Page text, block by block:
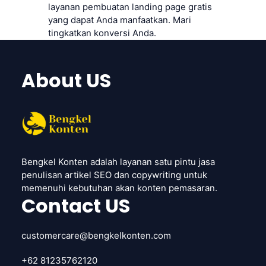
layanan pembuatan landing page gratis
yang dapat Anda manfaatkan. Mari
tingkatkan konversi Anda.
About US
Bengkel Konten adalah layanan satu pintu jasa
penulisan artikel SEO dan copywriting untuk
memenuhi kebutuhan akan konten pemasaran.
Contact US
customercare@bengkelkonten.com
+62 81235762120